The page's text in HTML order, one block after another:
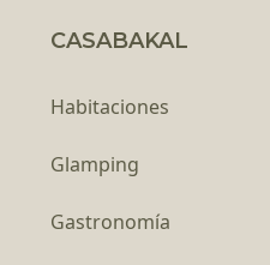
CASABAKAL
Habitaciones
Glamping
Gastronomía